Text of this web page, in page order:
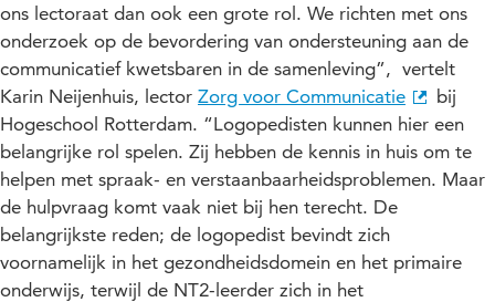
ons lectoraat dan ook een grote rol. We richten met ons
onderzoek op de bevordering van ondersteuning aan de
communicatief kwetsbaren in de samenleving”, vertelt
Karin Neijenhuis, lector Zorg voor Communicatie
bij
Hogeschool Rotterdam. “Logopedisten kunnen hier een
belangrijke rol spelen. Zij hebben de kennis in huis om te
helpen met spraak- en verstaanbaarheidsproblemen. Maar
de hulpvraag komt vaak niet bij hen terecht. De
belangrijkste reden; de logopedist bevindt zich
voornamelijk in het gezondheidsdomein en het primaire
onderwijs, terwijl de NT2-leerder zich in het